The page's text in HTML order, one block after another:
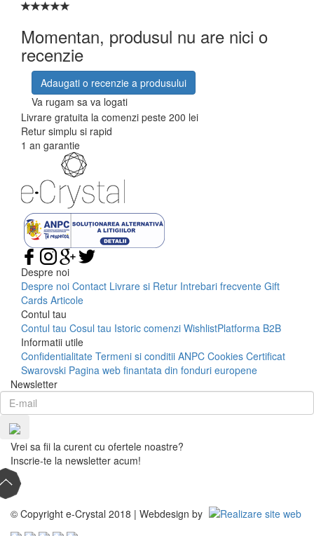
Momentan, produsul nu are nici o
recenzie
Adaugati o recenzie a produsului
Va rugam sa va logati
Livrare gratuita la comenzi peste 200 lei
Retur simplu si rapid
1 an garantie
Despre noi
Despre noi Contact Livrare si Retur Intrebari frecvente Gift
Cards Articole
Contul tau
Contul tau Cosul tau Istoric comenzi WishlistPlatforma B2B
Informatii utile
Confidentialitate Termeni si conditii ANPC Cookies Certificat
Swarovski Pagina web finantata din fonduri europene
Newsletter
Vrei sa fii la curent cu ofertele noastre?
Inscrie-te la newsletter acum!
© Copyright e-Crystal 2018 | Webdesign by